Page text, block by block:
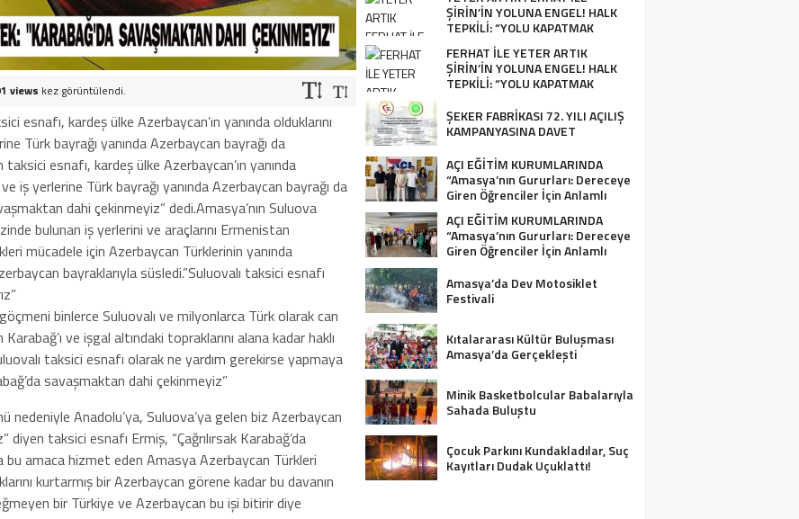
views kez görüntülendi.
esnafı, kardeş ülke Azerbaycan’ın yanında olduklarını
Türk bayrağı yanında Azerbaycan bayrağı da
esnafı, kardeş ülke Azerbaycan’ın yanında
iş yerlerine Türk bayrağı yanında Azerbaycan bayrağı da
dahi çekinmeyiz” dedi.Amasya’nın Suluova
bulunan iş yerlerini ve araçlarını Ermenistan
mücadele için Azerbaycan Türklerinin yanında
bayraklarıyla süsledi.”Suluovalı taksici esnafı
binlerce Suluovalı ve milyonlarca Türk olarak can
ve işgal altındaki topraklarını alana kadar haklı
taksici esnafı olarak ne yardım gerekirse yapmaya
savaşmaktan dahi çekinmeyiz”
nedeniyle Anadolu’ya, Suluova’ya gelen biz Azerbaycan
taksici esnafı Ermiş, “Çağrılırsak Karabağ’da
amaca hizmet eden Amasya Azerbaycan Türkleri
kurtarmış bir Azerbaycan görene kadar bu davanın
bir Türkiye ve Azerbaycan bu işi bitirir diye
ŞİRİN’İN YOLUNA ENGEL! HALK
TEPKİLİ: “YOLU KAPATMAK
ÇÖZÜM DEĞİL, GÖREVİNİ YAP!”
FERHAT İLE YETER ARTIK
ŞİRİN’İN YOLUNA ENGEL! HALK
TEPKİLİ: “YOLU KAPATMAK
ŞEKER FABRİKASI 72. YILI AÇILIŞ
KAMPANYASINA DAVET
AÇI EĞİTİM KURUMLARINDA
“Amasya’nın Gururları: Dereceye
Giren Öğrenciler İçin Anlamlı
Tören”
AÇI EĞİTİM KURUMLARINDA
“Amasya’nın Gururları: Dereceye
Giren Öğrenciler İçin Anlamlı
Amasya’da Dev Motosiklet
Festivali
Kıtalararası Kültür Buluşması
Amasya’da Gerçekleşti
Minik Basketbolcular Babalarıyla
Sahada Buluştu
Çocuk Parkını Kundakladılar, Suç
Kayıtları Dudak Uçuklattı!